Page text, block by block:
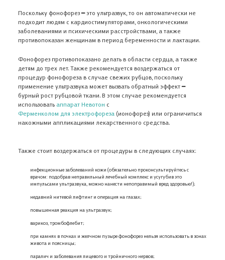
Поскольку фонофорез ━ это ультразвук, то он автоматически не
подходит людям с кардиостимуляторами, онкологическими
заболеваниями и психическими расстройствами, а также
противопоказан женщинам в период беременности и лактации.
Фонофорез противопоказано делать в области сердца, а также
детям до трех лет. Также рекомендуется воздержаться от
процедур фонофореза в случае свежих рубцов, поскольку
применение ультразвука может вызвать обратный эффект ━
бурный рост рубцовой ткани. В этом случае рекомендуется
использовать аппарат Невотон с
Ферменколом для электрофореза (ионофорез) или ограничиться
накожными аппликациями лекарственного средства.
Также стоит воздержаться от процедуры в следующих случаях:
инфекционные заболеваний кожи (обязательно проконсультируйтесь с
врачом: подобрав неправильный лечебный комплекс и усугубив это
импульсами ультразвука, можно нанести непоправимый вред здоровью!);
недавний нитевой лифтинг и операция на глазах;
повышенная реакция на ультразвук;
варикоз, тромбофлебит;
при камнях в почках и желчном пузыре фонофорез нельзя использовать в зонах
живота и поясницы;
паралич и заболевания лицевого и тройничного нервов;